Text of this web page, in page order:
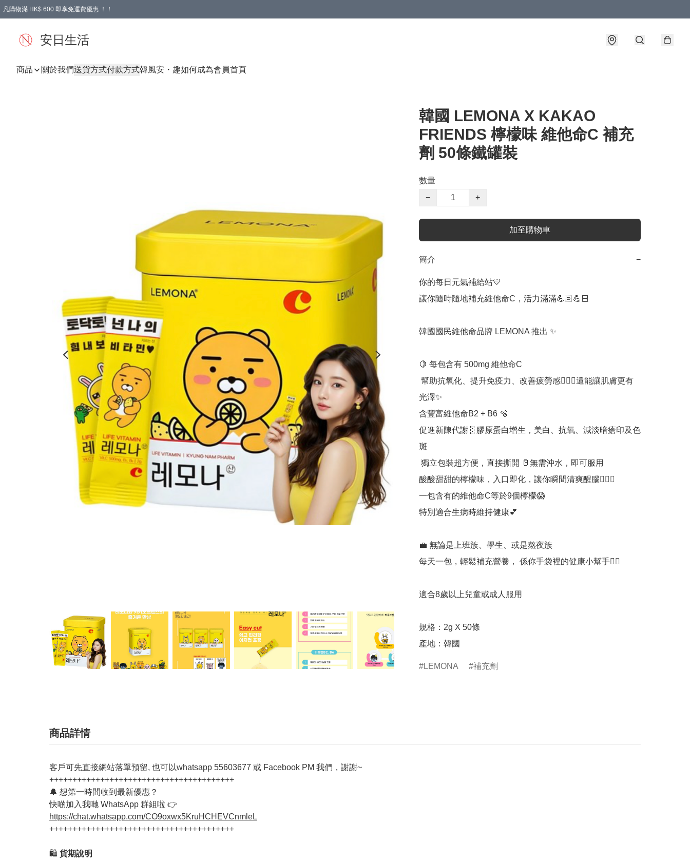
凡購物滿 HK$ 600 即享免運費優惠 ！！
安日生活
商品 關於我們送貨方式付款方式韓風安・趣如何成為會員首頁
韓國 LEMONA X KAKAO
FRIENDS 檸檬味 維他命C 補充
劑 50條鐵罐裝
數量
−
+
加至購物車
簡介 −
你的每日元氣補給站💛
讓你隨時隨地補充維他命C，活力滿滿💪🏻💪🏻
韓國國民維他命品牌 LEMONA 推出 ✨
🍋 每包含有 500mg 維他命C
光澤✨
含豐富維他命B2 + B6 🫧
促進新陳代謝🧬膠原蛋白增生，美白、抗氧、減淡暗瘡印及色
斑
酸酸甜甜的檸檬味，入口即化，讓你瞬間清爽醒腦🧚🏻‍♀️
一包含有的維他命C等於9個檸檬😱
特別適合生病時維持健康💕
💼 無論是上班族、學生、或是熬夜族
每天一包，輕鬆補充營養， 係你手袋裡的健康小幫手👍🏻
適合8歲以上兒童或成人服用
規格：2g X 50條
LEMONA 補充劑
商品詳情
客戶可先直接網站落單預留, 也可以whatsapp 55603677 或 Facebook PM 我們，謝謝~
++++++++++++++++++++++++++++++++++++++++
🔔 想第一時間收到最新優惠？
快啲加入我哋 WhatsApp 群組啦 👉
https://chat.whatsapp.com/CO9oxwx5KruHCHEVCnmleL
++++++++++++++++++++++++++++++++++++++++
🛍️ 貨期說明